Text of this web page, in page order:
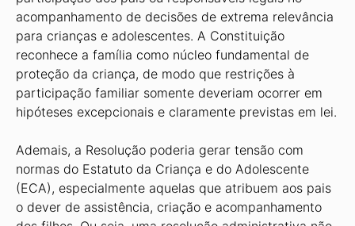
acompanhamento de decisões de extrema relevância
para crianças e adolescentes. A Constituição
reconhece a família como núcleo fundamental de
proteção da criança, de modo que restrições à
participação familiar somente deveriam ocorrer em
hipóteses excepcionais e claramente previstas em lei.
Ademais, a Resolução poderia gerar tensão com
normas do Estatuto da Criança e do Adolescente
(ECA), especialmente aquelas que atribuem aos pais
o dever de assistência, criação e acompanhamento